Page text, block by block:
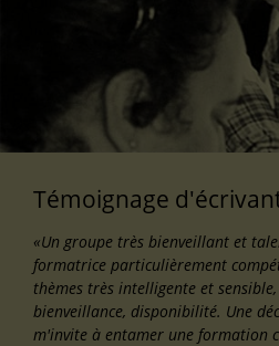
Témoignage
«Un groupe très bienveillant et
formatrice particulièrement
thèmes très intelligente et
bienveillance, disponibilité. Une
m'invite à entamer une formation